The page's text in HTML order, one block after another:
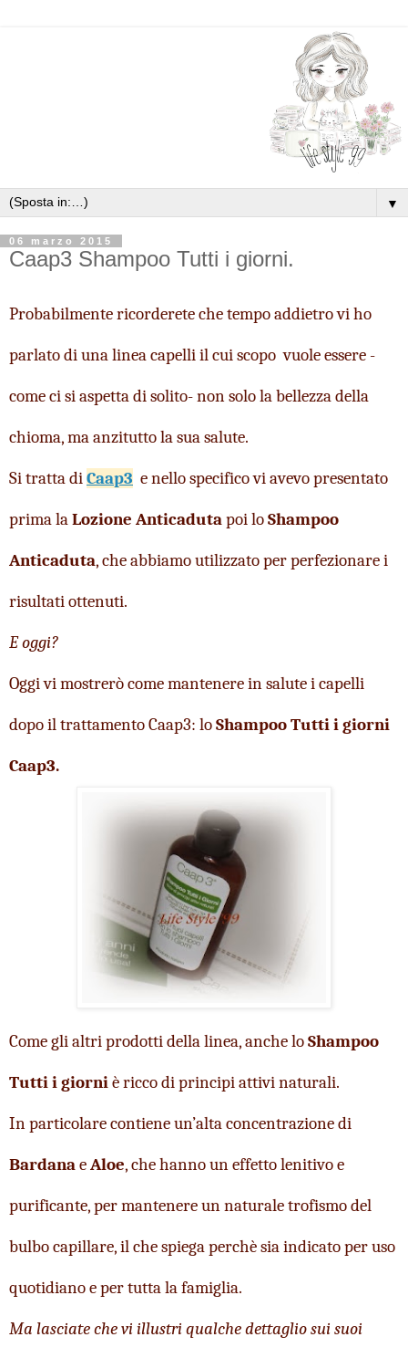
▼
06 marzo 2015
Caap3 Shampoo Tutti i giorni.
Probabilmente ricorderete che tempo addietro vi ho
parlato di una linea capelli il cui scopo  vuole essere -
come ci si aspetta di solito- non solo la bellezza della
chioma, ma anzitutto la sua salute.
Si tratta di Caap3 e nello specifico vi avevo presentato
prima la Lozione Anticaduta poi lo Shampoo
Anticaduta, che abbiamo utilizzato per perfezionare i
risultati ottenuti.
E oggi?
Oggi vi mostrerò come mantenere in salute i capelli
dopo il trattamento Caap3: lo Shampoo Tutti i giorni
Caap3.
Come gli altri prodotti della linea, anche lo Shampoo
Tutti i giorni è ricco di principi attivi naturali.
Bardana e Aloe, che hanno un effetto lenitivo e
purificante, per mantenere un naturale trofismo del
bulbo capillare, il che spiega perchè sia indicato per uso
quotidiano e per tutta la famiglia.
Ma lasciate che vi illustri qualche dettaglio sui suoi